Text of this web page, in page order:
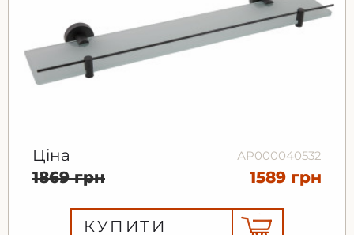
Ціна АР000040532
1869 грн 1589 грн
КУПИТИ